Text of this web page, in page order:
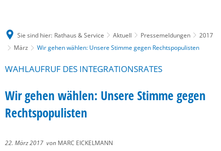
Sie sind hier: Rathaus & Service Aktuell Pressemeldungen
2017
März
Wir gehen wählen: Unsere Stimme gegen Rechtspopulisten
WAHLAUFRUF DES INTEGRATIONSRATES
Wir gehen wählen: Unsere Stimme gegen
Rechtspopulisten
22. März 2017 von MARC EICKELMANN